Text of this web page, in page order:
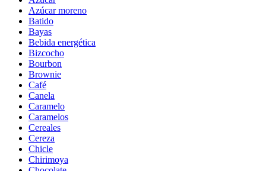
Azúcar moreno
Batido
Bayas
Bebida energética
Bizcocho
Bourbon
Brownie
Café
Canela
Caramelo
Caramelos
Cereales
Cereza
Chicle
Chirimoya